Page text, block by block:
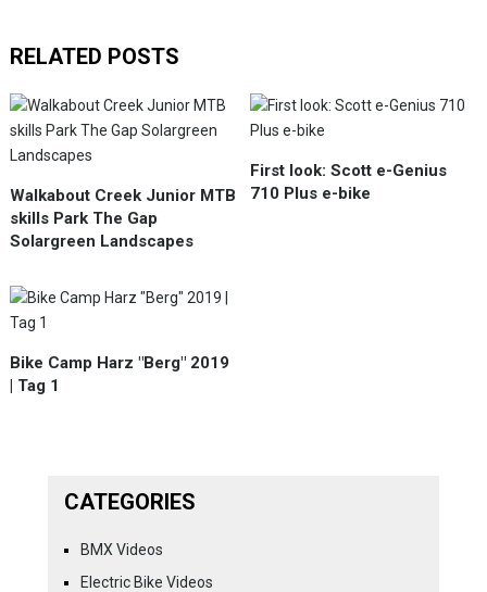
RELATED POSTS
Walkabout Creek Junior MTB
skills Park The Gap
Solargreen Landscapes
First look: Scott e-Genius
710 Plus e-bike
Bike Camp Harz "Berg" 2019
| Tag 1
CATEGORIES
BMX Videos
Electric Bike Videos